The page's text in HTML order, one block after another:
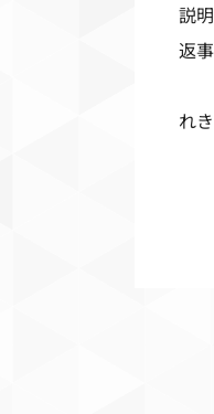
説
返
れ